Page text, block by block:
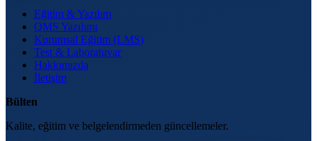
Eğitim & Yazılım
QMS Yazılımı
Kurumsal Eğitim (LMS)
Test & Laboratuvar
Hakkımızda
İletişim
Bülten
Kalite, eğitim ve belgelendirmeden güncellemeler.